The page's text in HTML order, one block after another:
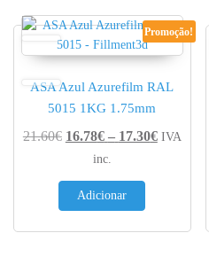
Promoção!
ASA Azul Azurefilm RAL
5015 1KG 1.75mm
21.60€ 16.78€ – 17.30€Price
IVA
inc.
Adicionar